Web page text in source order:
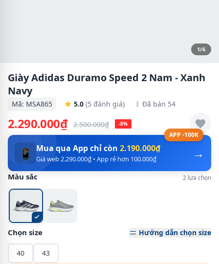
1/6
Giày Adidas Duramo Speed 2 Nam - Xanh
Navy
Mã: MSA865 5.0 (5 đánh giá) Đã bán 54
2.290.000₫ 2.500.000₫ -8%
APP -100K
→
📱 Mua qua App chỉ còn 2.190.000₫
Giá web 2.290.000₫ • App rẻ hơn 100.000₫
Màu sắc 2 lựa chọn
Chọn size Hướng dẫn chọn size
40 43